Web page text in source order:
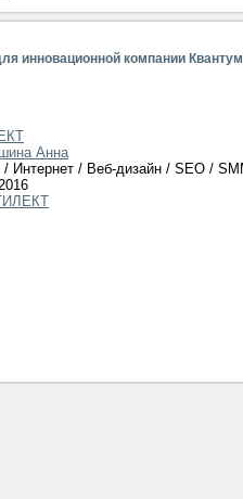
инновационной компании Квантум
Анна
/ Интернет / Веб-дизайн / SEO /